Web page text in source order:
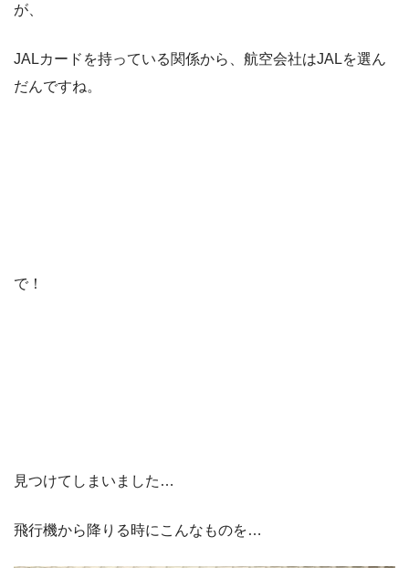
が、
JALカードを持っている関係から、航空会社はJALを選ん
だんですね。
で！
見つけてしまいました…
飛行機から降りる時にこんなものを…